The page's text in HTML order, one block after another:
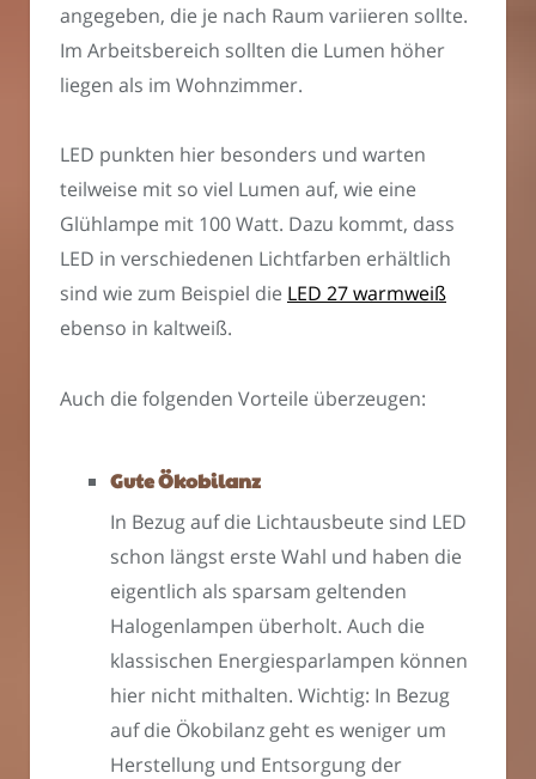
angegeben, die je nach Raum variieren sollte.
Im Arbeitsbereich sollten die Lumen höher
liegen als im Wohnzimmer.
LED punkten hier besonders und warten
teilweise mit so viel Lumen auf, wie eine
Glühlampe mit 100 Watt. Dazu kommt, dass
LED in verschiedenen Lichtfarben erhältlich
sind wie zum Beispiel die LED 27 warmweiß
ebenso in kaltweiß.
Auch die folgenden Vorteile überzeugen:
Gute Ökobilanz
In Bezug auf die Lichtausbeute sind LED
schon längst erste Wahl und haben die
eigentlich als sparsam geltenden
Halogenlampen überholt. Auch die
klassischen Energiesparlampen können
hier nicht mithalten. Wichtig: In Bezug
auf die Ökobilanz geht es weniger um
Herstellung und Entsorgung der